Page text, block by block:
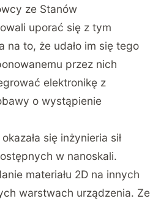
ze Stanów
uporać się z tym
na to, że udało im się tego
przez nich
elektronikę z
o wystąpienie
się inżynieria sił
w nanoskali.
materiału 2D na innych
warstwach urządzenia. Ze